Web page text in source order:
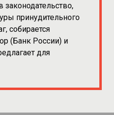
принудительного
собирается
(Банк России) и
для